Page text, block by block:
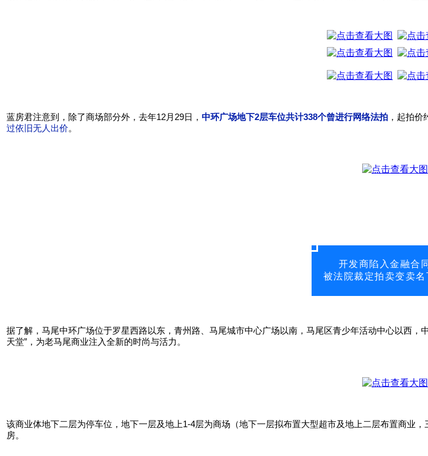
蓝房君注意到，除了商场部分外， 去年12月29日， 中环广场地下2层车位共计338个曾进行网络法拍 ，起拍
过依旧无人出价。
开发商陷入金融合
被法院裁定拍卖变卖名
据了解，马尾中环广场位于罗星西路以东，青州路、马尾城市中心广场以南，马尾区青少年活动中心以西
天堂”，为老马尾商业注入全新的时尚与活力。
该商业体地下二层为停车位，地下一层及地上1-4层为商场（地下一层拟布置大型超市及地上二层布置商业
房。